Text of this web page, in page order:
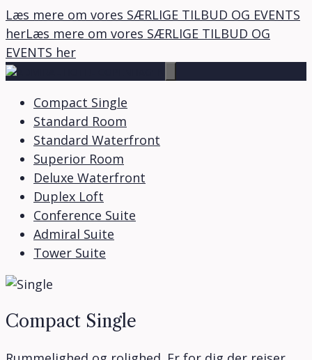
Læs mere om vores SÆRLIGE TILBUD OG EVENTS
herLæs mere om vores SÆRLIGE TILBUD OG
EVENTS herHop
Compact Single
Standard Room
Standard Waterfront
Superior Room
Deluxe Waterfront
Duplex Loft
Conference Suite
Admiral Suite
Tower Suite
Compact Single